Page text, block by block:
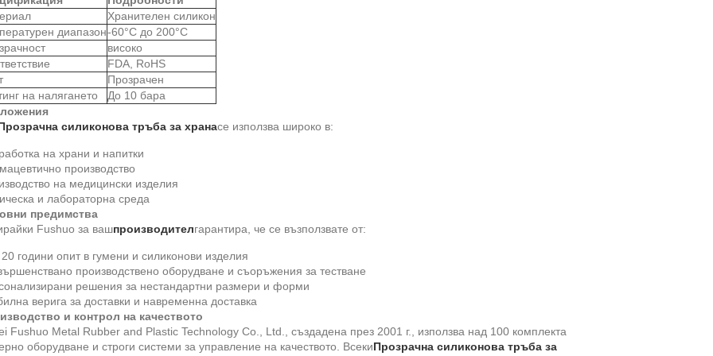
Хранителен силикон
диапазон-60°C до 200°C
високо
FDA, RoHS
Прозрачен
на налягането
До 10 бара
силиконова тръба за хранасе използва широко в:
на храни и напитки
производство
на медицински изделия
и лабораторна среда
предимства
Fushuo за вашпроизводителгарантира, че се възползвате от:
години опит в гумени и силиконови изделия
производствено оборудване и съоръжения за тестване
решения за нестандартни размери и форми
верига за доставки и навременна доставка
и контрол на качеството
Fushuo Metal Rubber and Plastic Technology Co., Ltd., създадена през 2001 г., използва над 100 комплекта
оборудване и строги системи за управление на качеството. ВсекиПрозрачна силиконова тръба за